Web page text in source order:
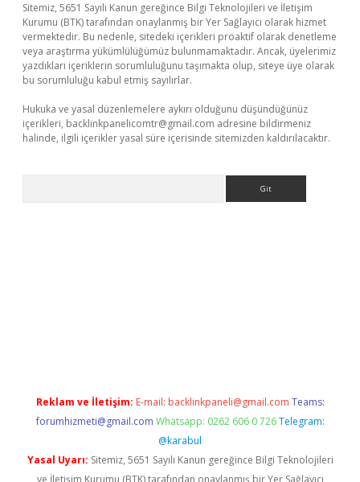
Sitemiz, 5651 Sayılı Kanun gereğince Bilgi Teknolojileri ve İletişim
Kurumu (BTK) tarafından onaylanmış bir Yer Sağlayıcı olarak hizmet
vermektedir. Bu nedenle, sitedeki içerikleri proaktif olarak denetleme
veya araştırma yükümlülüğümüz bulunmamaktadır. Ancak, üyelerimiz
yazdıkları içeriklerin sorumluluğunu taşımakta olup, siteye üye olarak
bu sorumluluğu kabul etmiş sayılırlar.
Hukuka ve yasal düzenlemelere aykırı olduğunu düşündüğünüz
içerikleri, backlinkpanelicomtr@gmail.com adresine bildirmeniz
halinde, ilgili içerikler yasal süre içerisinde sitemizden kaldırılacaktır.
Reklam ve İletişim: E-mail: backlinkpaneli@gmail.com Teams:
forumhizmeti@gmail.com Whatsapp: 0262 606 0 726 Telegram:
@karabul
Yasal Uyarı: Sitemiz, 5651 Sayılı Kanun gereğince Bilgi Teknolojileri
ve İletişim Kurumu (BTK) tarafından onaylanmış bir Yer Sağlayıcı